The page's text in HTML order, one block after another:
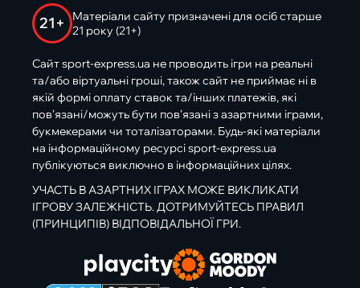
21+
Матеріали сайту призначені для осіб старше
21 року (21+)
Сайт sport-express.ua не проводить ігри на реальні
та/або віртуальні гроші, також сайт не приймає ні в
якій формі оплату ставок та/інших платежів, які
пов’язані/можуть бути пов’язані з азартними іграми,
букмекерами чи тоталізаторами. Будь-які матеріали
на інформаційному ресурсі sport-express.ua
публікуються виключно в інформаційних цілях.
УЧАСТЬ В АЗАРТНИХ ІГРАХ МОЖЕ ВИКЛИКАТИ
ІГРОВУ ЗАЛЕЖНІСТЬ. ДОТРИМУЙТЕСЬ ПРАВИЛ
(ПРИНЦИПІВ) ВІДПОВІДАЛЬНОЇ ГРИ.